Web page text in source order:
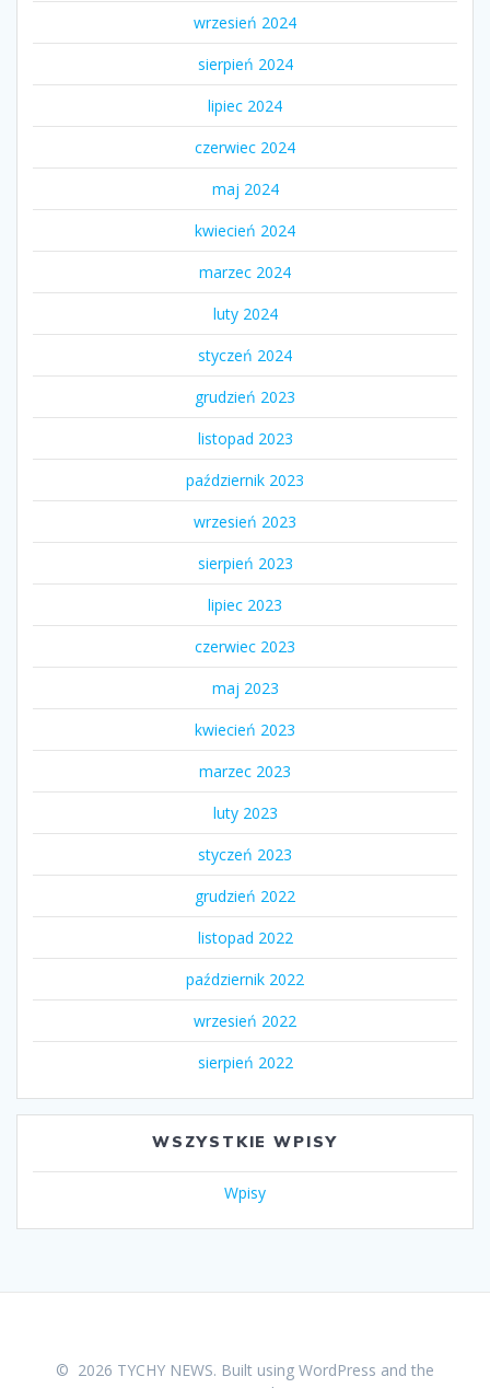
wrzesień 2024
sierpień 2024
lipiec 2024
czerwiec 2024
maj 2024
kwiecień 2024
marzec 2024
luty 2024
styczeń 2024
grudzień 2023
listopad 2023
październik 2023
wrzesień 2023
sierpień 2023
lipiec 2023
czerwiec 2023
maj 2023
kwiecień 2023
marzec 2023
luty 2023
styczeń 2023
grudzień 2022
listopad 2022
październik 2022
wrzesień 2022
sierpień 2022
WSZYSTKIE WPISY
Wpisy
© 2026 TYCHY NEWS. Built using WordPress and the